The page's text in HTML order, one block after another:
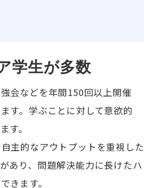
学生が多数
会などを年間150回以上開催
す。学ぶことに対して意欲的
す。
主的なアウトプットを重視した
あり、問題解決能力に長けたハ
きます。